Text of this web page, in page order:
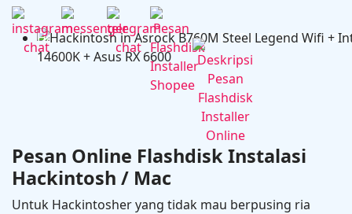
Hackintosh in MSI PRO Z690-A DDR4 + Intel Core i9
RX 6600
Pesan Online Flashdisk Instalasi
Hackintosh / Mac
Untuk Hackintosher yang tidak mau berpusing ria